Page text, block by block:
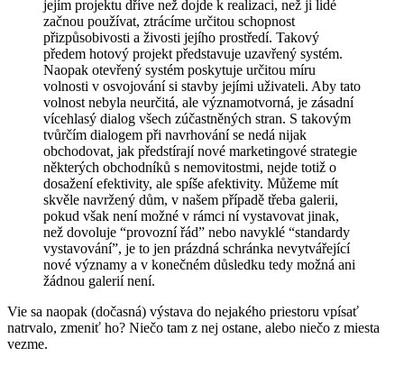
jejím projektu dříve než dojde k realizaci, než ji lidé
začnou používat, ztrácíme určitou schopnost
přizpůsobivosti a živosti jejího prostředí. Takový
předem hotový projekt představuje uzavřený systém.
Naopak otevřený systém poskytuje určitou míru
volnosti v osvojování si stavby jejími uživateli. Aby tato
volnost nebyla neurčitá, ale významotvorná, je zásadní
vícehlasý dialog všech zúčastněných stran. S takovým
tvůrčím dialogem při navrhování se nedá nijak
obchodovat, jak předstírají nové marketingové strategie
některých obchodníků s nemovitostmi, nejde totiž o
dosažení efektivity, ale spíše afektivity. Můžeme mít
skvěle navržený dům, v našem případě třeba galerii,
pokud však není možné v rámci ní vystavovat jinak,
než dovoluje “provozní řád” nebo navyklé “standardy
vystavování”, je to jen prázdná schránka nevytvářející
nové významy a v konečném důsledku tedy možná ani
žádnou galerií není.
Vie sa naopak (dočasná) výstava do nejakého priestoru vpísať
natrvalo, zmeniť ho? Niečo tam z nej ostane, alebo niečo z miesta
vezme.